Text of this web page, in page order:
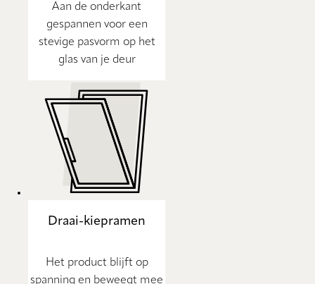
Aan de onderkant
gespannen voor een
stevige pasvorm op het
glas van je deur
Draai-kiepramen
Het product blijft op
spanning en beweegt mee